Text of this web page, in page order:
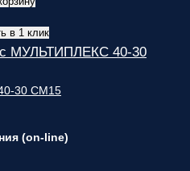
в 1 клик
МУЛЬТИПЛЕКС 40-30
(on-line)